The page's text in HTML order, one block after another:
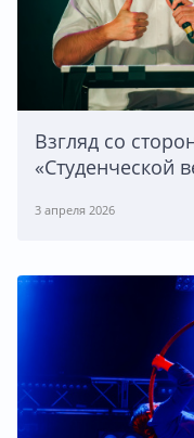
Взгляд со
«Студенческой
3 апреля 2026